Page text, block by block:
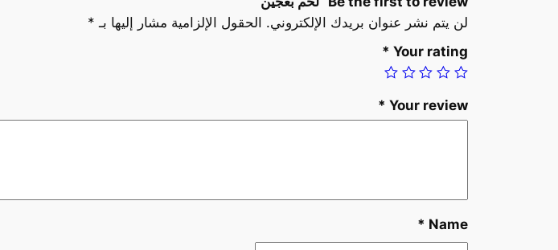
لن يتم نشر عنوان بريدك الإلكتروني. الحقول الإلزامية مشار إليها بـ *
Your rating
*
Your review
*
Name
*